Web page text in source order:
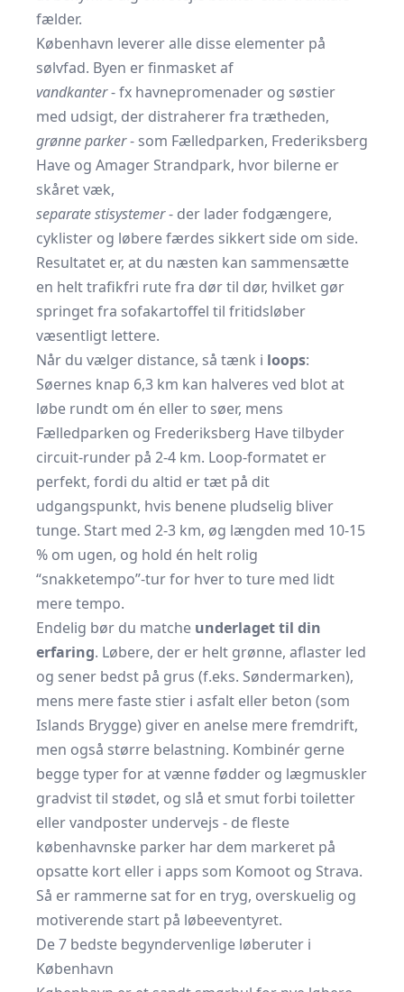
fælder.
København leverer alle disse elementer på
sølvfad. Byen er finmasket af
vandkanter- fx havnepromenader og søstier
med udsigt, der distraherer fra trætheden,
grønne parker- som Fælledparken, Frederiksberg
Have og Amager Strandpark, hvor bilerne er
skåret væk,
separate stisystemer- der lader fodgængere,
cyklister og løbere færdes sikkert side om side.
Resultatet er, at du næsten kan sammensætte
en helt trafikfri rute fra dør til dør, hvilket gør
springet fra sofakartoffel til fritidsløber
væsentligt lettere.
Når du vælger distance, så tænk i loops:
Søernes knap 6,3 km kan halveres ved blot at
løbe rundt om én eller to søer, mens
Fælledparken og Frederiksberg Have tilbyder
circuit-runder på 2-4 km. Loop-formatet er
perfekt, fordi du altid er tæt på dit
udgangspunkt, hvis benene pludselig bliver
tunge. Start med 2-3 km, øg længden med 10-15
% om ugen, og hold én helt rolig
“snakketempo”-tur for hver to ture med lidt
mere tempo.
Endelig bør du matche underlaget til din
erfaring. Løbere, der er helt grønne, aflaster led
og sener bedst på grus (f.eks. Søndermarken),
mens mere faste stier i asfalt eller beton (som
Islands Brygge) giver en anelse mere fremdrift,
men også større belastning. Kombinér gerne
begge typer for at vænne fødder og lægmuskler
gradvist til stødet, og slå et smut forbi toiletter
eller vandposter undervejs - de fleste
københavnske parker har dem markeret på
opsatte kort eller i apps som Komoot og Strava.
Så er rammerne sat for en tryg, overskuelig og
motiverende start på løbeeventyret.
De 7 bedste begyndervenlige løberuter i
København